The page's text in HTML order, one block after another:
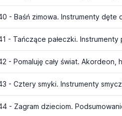
- Baśń zimowa. Instrumenty dęte
- Tańczące pałeczki. Instrumenty
- Pomaluję cały świat. Akordeon,
- Cztery smyki. Instrumenty
- Zagram dzieciom.